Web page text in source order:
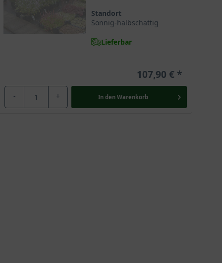
Standort
Sonnig-halbschattig
Lieferbar
107,90 €
- + In den Warenkorb